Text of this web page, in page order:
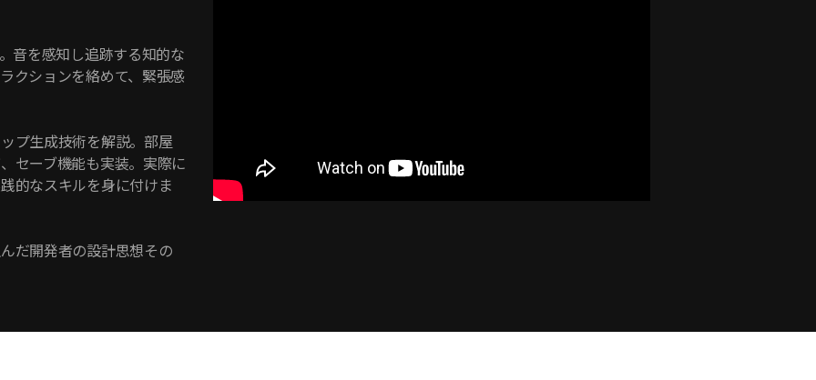
音を感知し追跡する知的な
クションを絡めて、緊張感
プ生成技術を解説。部屋
セーブ機能も実装。実際に
的なスキルを身に付けま
だ開発者の設計思想その